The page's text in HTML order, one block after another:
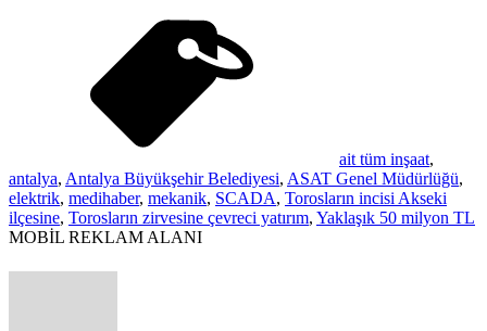
ait tüm inşaat,
antalya, Antalya Büyükşehir Belediyesi, ASAT Genel Müdürlüğü,
elektrik, medihaber, mekanik, SCADA, Torosların incisi Akseki
ilçesine, Torosların zirvesine çevreci yatırım, Yaklaşık 50 milyon TL
MOBİL REKLAM ALANI